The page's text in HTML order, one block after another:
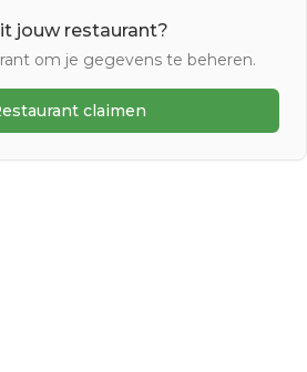
jouw restaurant?
om je gegevens te beheren.
claimen